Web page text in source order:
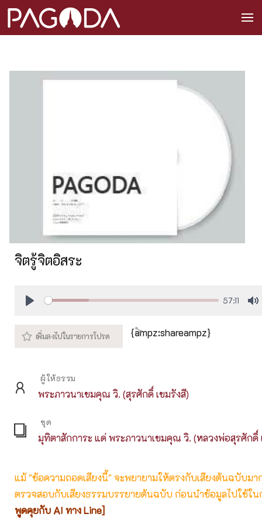
จิตรู้จิตอิสระ
57:11
{ampz:shareampz}
ผู้ให้ธรรม
พระภาวนาเขมคุณ วิ. (สุรศักดิ์ เขมรังสี)
ชุด
มุทิตาสักการะ แด่ พระภาวนาเขมคุณ วิ. (หลวงพ่อสุรศักดิ์
แม้ "ข้อความถอดเสียงนี้" จะพยายามให้ตรงกับเสียงต้นฉบับม
ตรวจสอบกับเสียงธรรมบรรยายต้นฉบับ ก่อนนำข้อมูลไปใช้ใน
พูดคุยกับ AI ทาง Line]